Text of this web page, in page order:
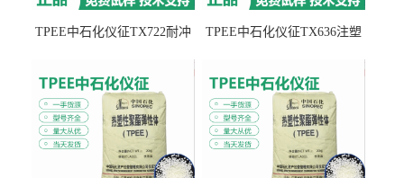
TPEE中石化仪征TX722耐冲
TPEE中石化仪征TX636注塑